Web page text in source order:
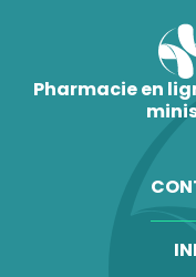
Pharmacie en